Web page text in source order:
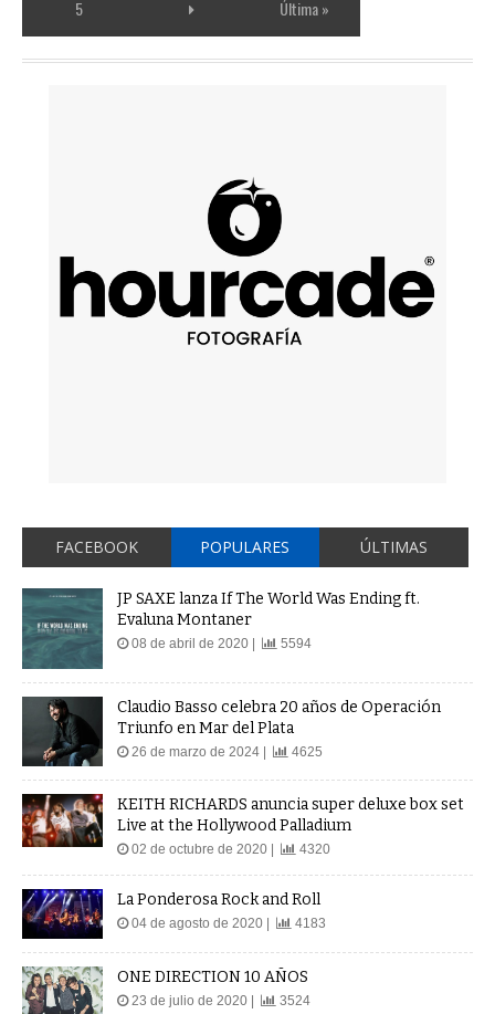
FACEBOOK POPULARES ÚLTIMAS
Evaluna Montaner
08 de abril de 2020 |
Claudio Basso celebra 20 años de Operación
Triunfo en Mar del Plata
26 de marzo de 2024 | 4625
KEITH RICHARDS anuncia super deluxe box set
Live at the Hollywood Palladium
02 de octubre de 2020 | 4320
La Ponderosa Rock and Roll
04 de agosto de 2020 | 4183
ONE DIRECTION 10 AÑOS
23 de julio de 2020 | 3524